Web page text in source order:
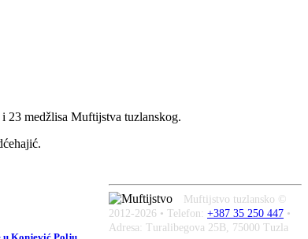
23 medžlisa Muftijstva tuzlanskog.
Muftijstvo tuzlansko ©
2012-2026 • Telefon: +387 35 250 447 •
Adresa: Turalibegova 25B, 75000 Tuzla